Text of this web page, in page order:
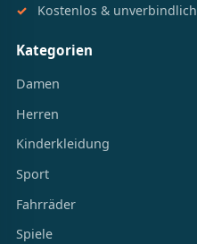
Kostenlos & unverbindlich
Kategorien
Damen
Herren
Kinderkleidung
Sport
Fahrräder
Spiele